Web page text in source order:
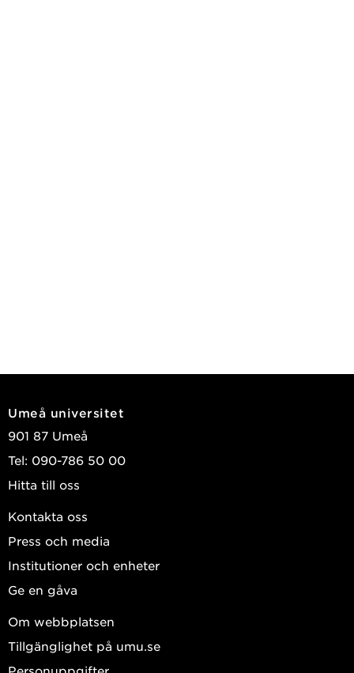
Umeå universitet
901 87 Umeå
Tel: 090-786 50 00
Hitta till oss
Kontakta oss
Press och media
Institutioner och enheter
Ge en gåva
Om webbplatsen
Tillgänglighet på umu.se